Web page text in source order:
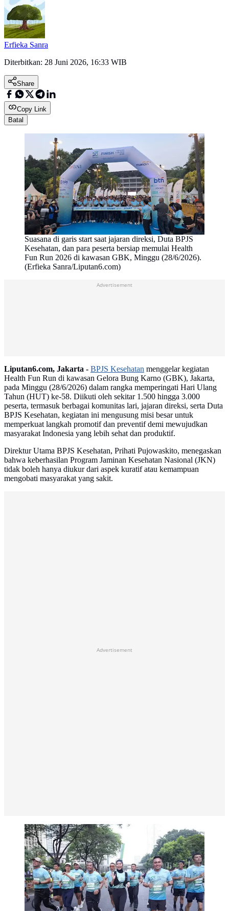
Erfieka Sanra
Diterbitkan: 28 Juni 2026, 16:33 WIB
Share
Copy Link
Batal
Suasana di garis start saat jajaran direksi, Duta BPJS
Kesehatan, dan para peserta bersiap memulai Health
Fun Run 2026 di kawasan GBK, Minggu (28/6/2026).
(Erfieka Sanra/Liputan6.com)
Advertisement
Liputan6.com, Jakarta - BPJS Kesehatan menggelar kegiatan
Health Fun Run di kawasan Gelora Bung Karno (GBK), Jakarta,
pada Minggu (28/6/2026) dalam rangka memperingati Hari Ulang
Tahun (HUT) ke-58. Diikuti oleh sekitar 1.500 hingga 3.000
peserta, termasuk berbagai komunitas lari, jajaran direksi, serta Duta
BPJS Kesehatan, kegiatan ini mengusung misi besar untuk
memperkuat langkah promotif dan preventif demi mewujudkan
masyarakat Indonesia yang lebih sehat dan produktif.
Direktur Utama BPJS Kesehatan, Prihati Pujowaskito, menegaskan
bahwa keberhasilan Program Jaminan Kesehatan Nasional (JKN)
tidak boleh hanya diukur dari aspek kuratif atau kemampuan
mengobati masyarakat yang sakit.
Advertisement
Suasana antusias jajaran direksi, Duta BPJS Kesehatan,
dan peserta Health Fun Run 2026 saat menyusuri rute
lari di kawasan GBK, Minggu (28/6/2026).
(Foto:Dok.BPJS Kesehatan)